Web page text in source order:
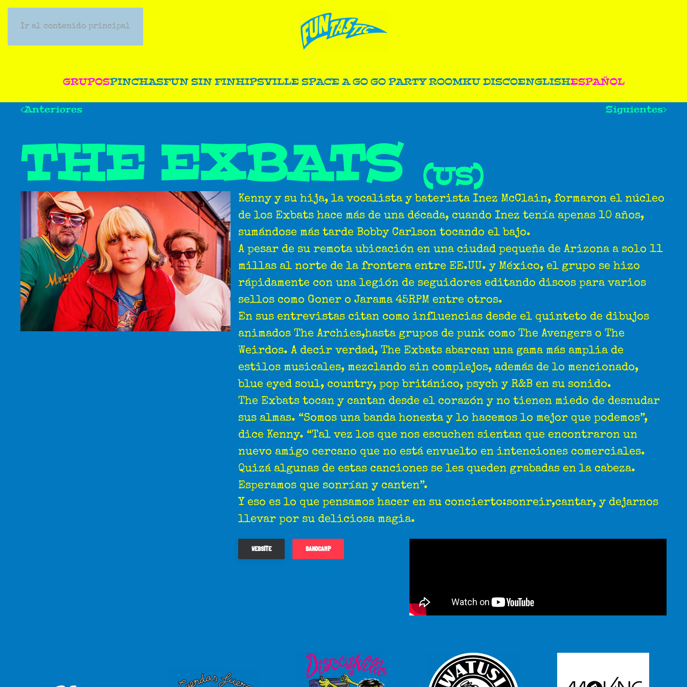
Ir al contenido principal
GRUPOSPINCHASFUN SIN FINHIPSVILLE SPACE A GO GO PARTY ROOMKU DISCOENGLISHESPAÑOL
Anteriores Siguientes
THE EXBATS (US)
Kenny y su hija, la vocalista y baterista Inez McClain, formaron el núcleo
de los Exbats hace más de una década, cuando Inez tenía apenas 10 años,
sumándose más tarde Bobby Carlson tocando el bajo.
A pesar de su remota ubicación en una ciudad pequeña de Arizona a solo 11
millas al norte de la frontera entre EE.UU. y México, el grupo se hizo
rápidamente con una legión de seguidores editando discos para varios
sellos como Goner o Jarama 45RPM entre otros.
En sus entrevistas citan como influencias desde el quinteto de dibujos
animados The Archies,hasta grupos de punk como The Avengers o The
Weirdos. A decir verdad, The Exbats abarcan una gama más amplia de
estilos musicales, mezclando sin complejos, además de lo mencionado,
blue eyed soul, country, pop británico, psych y R&B en su sonido.
The Exbats tocan y cantan desde el corazón y no tienen miedo de desnudar
sus almas. “Somos una banda honesta y lo hacemos lo mejor que podemos”,
dice Kenny. “Tal vez los que nos escuchen sientan que encontraron un
nuevo amigo cercano que no está envuelto en intenciones comerciales.
Quizá algunas de estas canciones se les queden grabadas en la cabeza.
Esperamos que sonrían y canten”.
Y eso es lo que pensamos hacer en su concierto:sonreir,cantar, y dejarnos
llevar por su deliciosa magia.
WEBSITE BANDCAMP